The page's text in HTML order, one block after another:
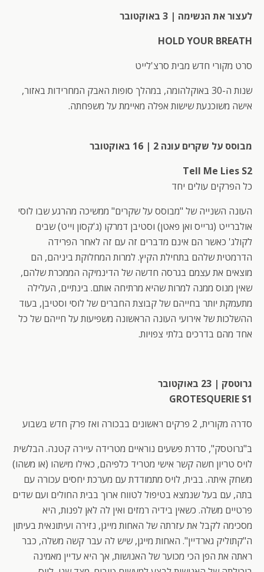
לעצור את הנשימה | 3 באוקטובר
HOLD YOUR BREATH
סרט מקורי חדש מבית סרצ'לייט
שנות ה-30 באוקלהומה, במהלך סופות האבק המחרידות באזור,
אישה משוכנעת שישות אפלה מאיימת על משפחתה.
מבוסס על שקרים עונה 2 | 16 באוקטובר
Tell Me Lies S2
כל הפרקים עולים יחד
העונה השנייה של "מבוסס על שקרים" ממשיכה מהרגע שבו לוסי
אולברייט (גרייס ואן פאטן) וסטיבן דמרקו (ג'קסון וייט) שבים
לקולג' כאשר הם אינם מדברים זה עם זה לאחר הפרידה
הדרמטית שלהם בתחילת הקיץ. למרות המחלוקת ביניהם, הם
מוצאים את עצמם בגרסה חדשה של הדינמיקה הממכרת שלהם,
שאין מנוס ממנה למרות שהיא מרתיחה אותם. בינתיים, העלילה
מתעמקת יותר בחייהם של קבוצת החברים של לוסי וסטיבן, בעוד
ההשלכות של אירועי העונה הראשונה משפיעות על חייהם של כל
אחד מהם בדרכים בלתי צפויות.
גרוטסק | 23 באוקטובר
GROTESQUERIE S1
סדרה מקורית, 2 פרקים ראשונים בבכורה ואז פרק חדש בשבוע
ב"גרוטסק", סדרת פשעים נוראיים מטרידה עיירה קטנה. הבלשית
לויס טריון חשה קשר אישי מטריד כלפיהם, כאילו מישהו (או משהו)
משחק איתה. בבית, לויס מתמודדת עם מערכת יחסים עכורה עם
בתה, עם בעל שנמצא בטיפול לטווח ארוך בבית החולים ועם שדים
פרטיים משלה. כשאין בידיה רמזים ואין לה לאן לפנות, היא
מסכימה לקבל את עזרתה של האחות מייגן, נזירה ועיתונאית בעיתון
ה"קתוליק גארדיין". האחות מייגן, שיש לה עבר קשה משלה, כבר
ראתה את הפן הכי מכוער של האנושות, אך היא עדיין מאמינה